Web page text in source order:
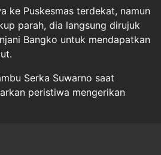
ke Puskesmas terdekat, namun
parah, dia langsung dirujuk
Bangko untuk mendapatkan
Serka Suwarno saat
peristiwa mengerikan